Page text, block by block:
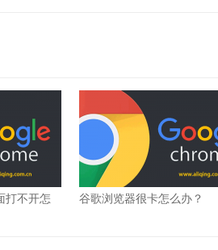
打不开怎
谷歌浏览器很卡怎么办？